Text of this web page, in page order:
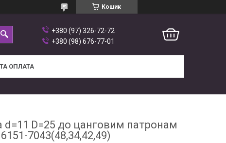
Кошик
+380 (97) 326-72-72
+380 (98) 676-77-01
ОПЛАТА
d=11 D=25 до цанговим патронам
6151-7043(48,34,42,49)